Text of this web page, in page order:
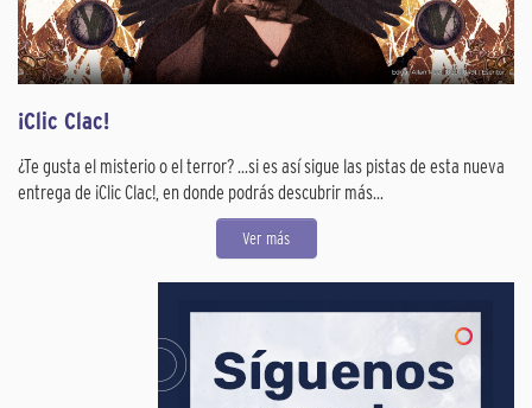
¡Clic Clac!
¿Te gusta el misterio o el terror? ...si es así sigue las pistas de esta nueva
entrega de ¡Clic Clac!, en donde podrás descubrir más...
Ver más